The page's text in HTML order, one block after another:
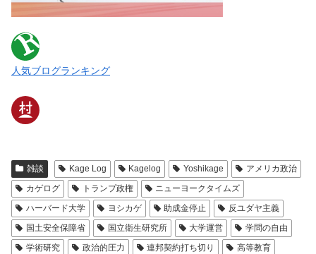
人気ブログランキング
雑談 Kage Log Kagelog Yoshikage
アメリカ政治
カゲログ
トランプ政権
ニューヨークタイムズ
ハーバード大学
ヨシカゲ 助成金停止
反ユダヤ主義
国土安全保障省
国立衛生研究所 大学運営
学問の自由
学術研究
政治的圧力 連邦契約打ち切り 高等教育